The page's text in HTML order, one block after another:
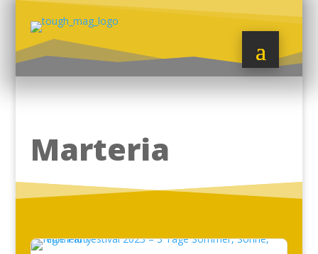
Marteria